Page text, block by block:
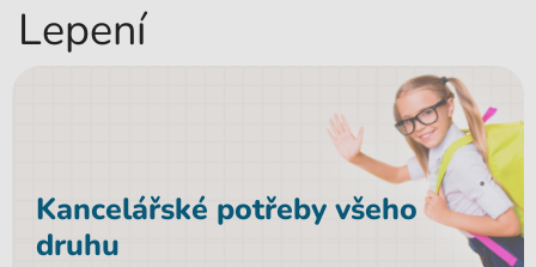
Lepení
Kancelářské potřeby všeho
druhu